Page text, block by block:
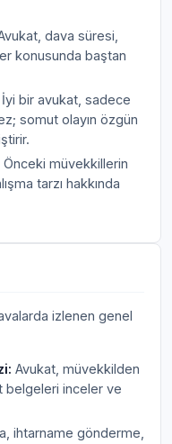
dava süresi,
konusunda baştan
İyi bir avukat, sadece
somut olayın özgün
Önceki müvekkillerin
tarzı hakkında
izlenen genel
Avukat, müvekkilden
belgeleri inceler ve
ihtarname gönderme,